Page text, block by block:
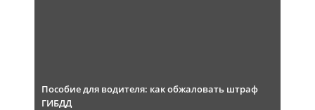
Пособие для водителя: как обжаловать штраф
ГИБДД